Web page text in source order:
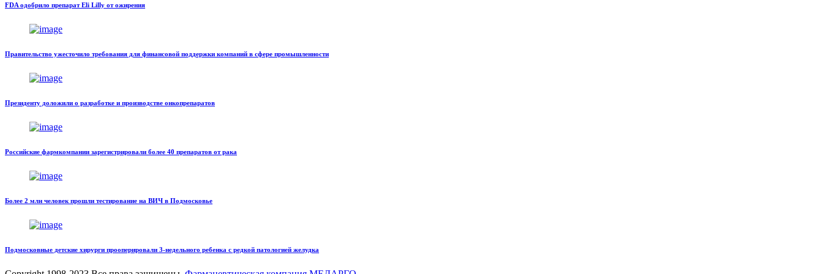
FDA одобрило препарат Eli Lilly от ожирения
Правительство ужесточило требования для финансовой поддержки компаний в сфере промышленности
Президенту доложили о разработке и производстве онкопрепаратов
Российские фармкомпании зарегистрировали более 40 препаратов от рака
Более 2 млн человек прошли тестирование на ВИЧ в Подмосковье
Подмосковные детские хирурги прооперировали 3-недельного ребенка с редкой патологией желудка